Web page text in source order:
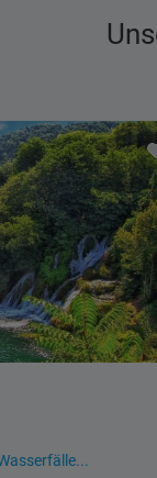
TSCHECHIEN
Silvester in